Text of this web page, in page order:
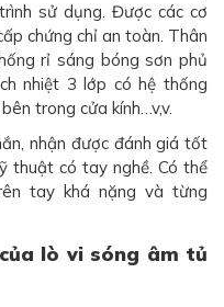
sử dụng. Được các cơ
chứng chỉ an toàn. Thân
rỉ sáng bóng sơn phủ
nhiệt 3 lớp có hệ thống
trong cửa kính…v,v.
nhận được đánh giá tốt
thuật có tay nghề. Có thể
tay khá nặng và từng
lò vi sóng âm tủ